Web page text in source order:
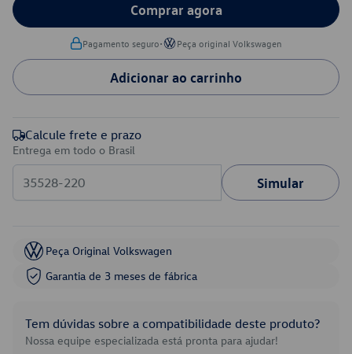
Comprar agora
Pagamento seguro• Peça original Volkswagen
Adicionar ao carrinho
Calcule frete e prazo
Entrega em todo o Brasil
Simular
Peça Original Volkswagen
Garantia de 3 meses de fábrica
Tem dúvidas sobre a compatibilidade deste produto?
Nossa equipe especializada está pronta para ajudar!